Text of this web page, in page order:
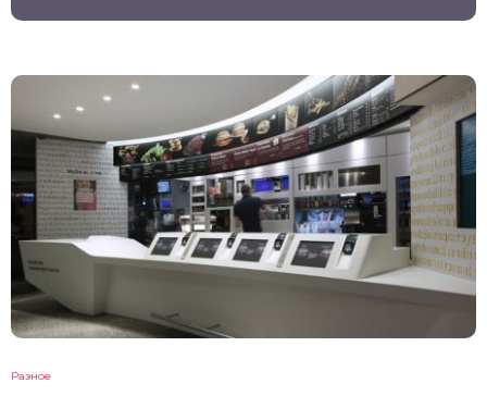
Разное